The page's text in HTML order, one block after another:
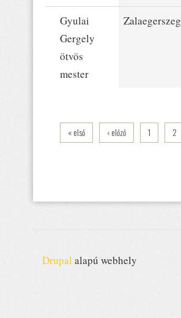
Gyulai
Gergely
ötvös
mester
Zalaegerszeg
« első ‹ előző 1 2
Drupal alapú webhely